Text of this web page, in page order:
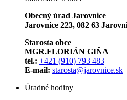
Obecný úrad Jarovnice
Jarovnice 223, 082 63
Starosta obce
MGR.FLORIÁN GIŇA
tel.: +421 (910) 793 483
E-mail: starosta@jarovnice.sk
Úradné hodiny